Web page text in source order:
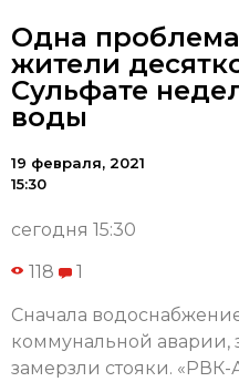
Одна
жители
Сульфате
воды
19 февраля, 2021
15:30
сегодня 15:30
118 1
Сначала
коммунальной аварии,
замерзли стояки. «РВК-